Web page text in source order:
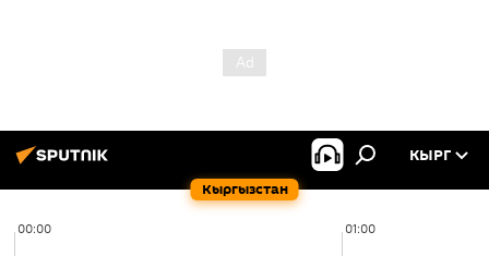
Кыргызстан
КЫРГ
00:00 01:00